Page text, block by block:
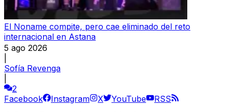
El Noname compite, pero cae eliminado del reto
internacional en Astana
5 ago 2026
Sofía Revenga
2
Facebook
Instagram X YouTube
RSS